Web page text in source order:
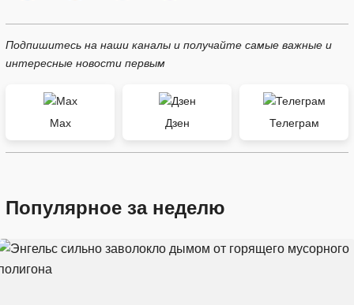
Подпишитесь на наши каналы и получайте самые важные и
интересные новости первым
Max Дзен Телеграм
Популярное за неделю